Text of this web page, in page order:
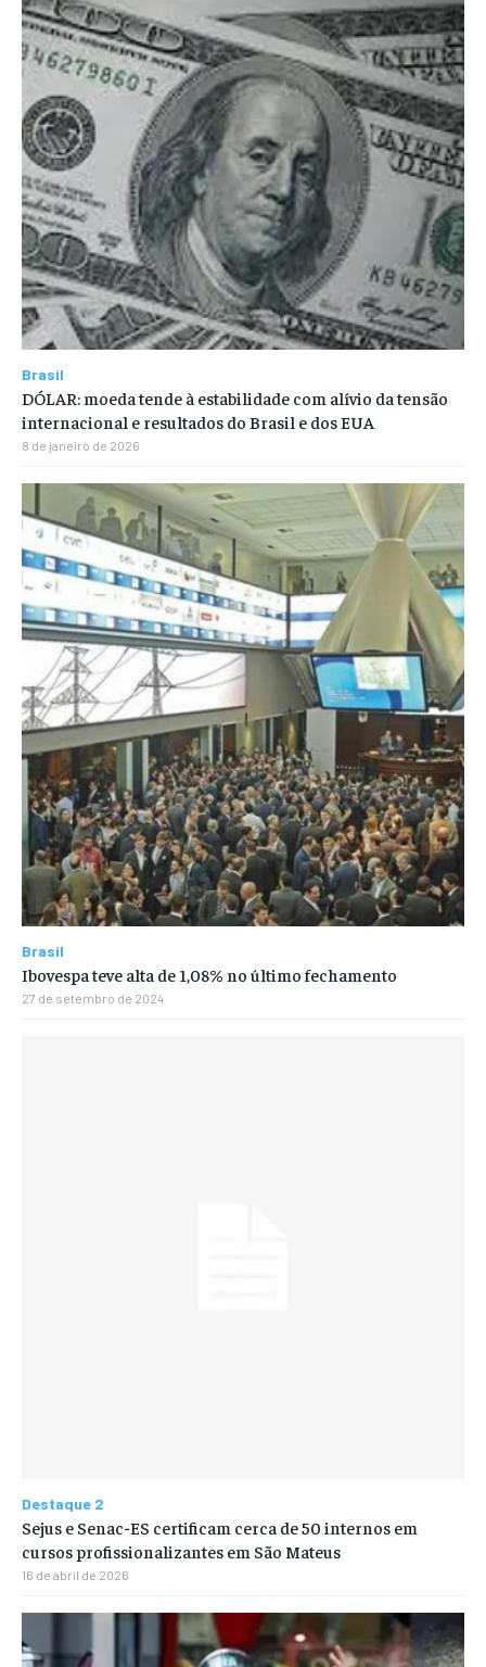
Brasil
DÓLAR: moeda tende à estabilidade com alívio da tensão
internacional e resultados do Brasil e dos EUA
8 de janeiro de 2026
Brasil
Ibovespa teve alta de 1,08% no último fechamento
27 de setembro de 2024
Destaque 2
Sejus e Senac-ES certificam cerca de 50 internos em
cursos profissionalizantes em São Mateus
16 de abril de 2026